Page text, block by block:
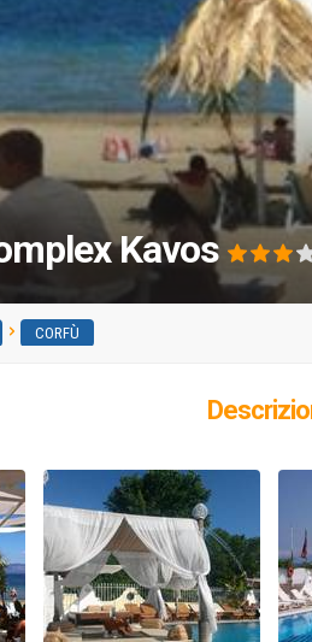
Kavos
CORFÙ